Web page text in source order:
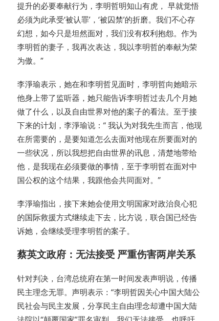
提升的必要奉献行为，李明哲明知山有虎， 早就觉悟
必须为此承受‘被认罪’，‘被囚禁’的折磨。我们不心存
幻想，如今只是坦然面对，我们没有权利抱怨。作为
李明哲的妻子，我再次表达，我以李明哲的奉献为荣
为傲。”
李淨瑜表示，她在和李明哲见面时，李明哲向她暗示
他身上带了监听器，她只能告诉李明哲过去几个月她
做了什么，以及自由世界对他的案子的看法。至于接
下来的计划，李淨瑜说：“ 我认为对我先生而言，他现
在所需要的，是要知道怎么去面对他现在所要面对的
一些状况，所以我想把自由世界的讯息，清楚地带给
他，是我现在必须要做的事情，至于李明哲在面对中
国公权的这个结果，我跟他会共同面对。”
李淨瑜指出，接下来她会使用文明国家对政治良心犯
的国际救援方式继续走下去，比方说，联合国已经告
诉她，会继续受理李明哲的案子。
蔡英文政府：无法接受 严重伤害两岸关系
针对判决，台湾总统府在第一时间发表声明说，传播
民主理念无罪。声明表示：“李明哲因关心中国大陆公
民社会与民主发展，分享民主自由理念却遭中国大陆